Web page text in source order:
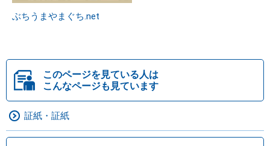
ぶちうまやまぐち.net
このページを見ている人は
こんなページも見ています
証紙・証紙